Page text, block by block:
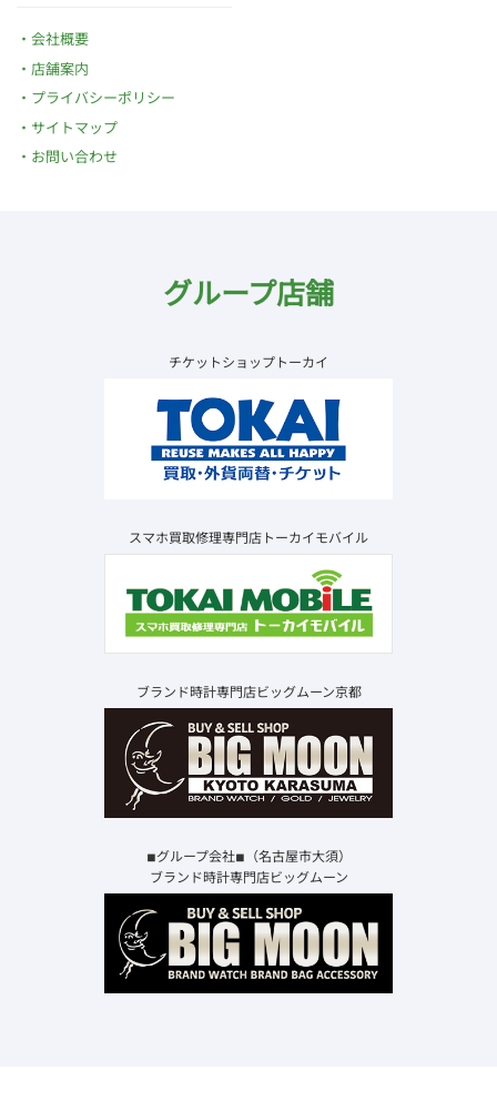
会社概要
店舗案内
プライバシーポリシー
サイトマップ
お問い合わせ
グループ店舗
チケットショップトーカイ
スマホ買取修理専門店トーカイモバイル
ブランド時計専門店ビッグムーン京都
◾︎グループ会社◾︎（名古屋市大須）
ブランド時計専門店ビッグムーン